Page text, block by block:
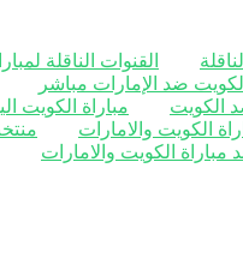
القنوات الناقلة
الكويت ضد الإمارات مباشر
الكويت مباراة الكويت
الكويت والامارات
مباراة الكويت والامارات